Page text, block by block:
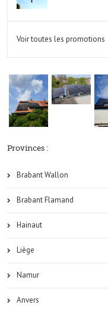
Voir toutes les promotions
Provinces :
Brabant Wallon
Brabant Flamand
Hainaut
Liège
Namur
Anvers